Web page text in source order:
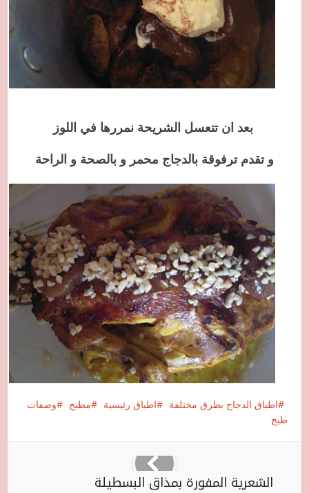
بعد ان تتعسل الشريحة نمررها في اللوز
و تقدم ترفوقة بالدجاج محمر و بالصحة و الراحة
اطباق الدجاج بطرق مختلفة اطباق رئيسية مطبخ
وصفات
طبخ
الشعرية المفورة بمذاق البسطيلة